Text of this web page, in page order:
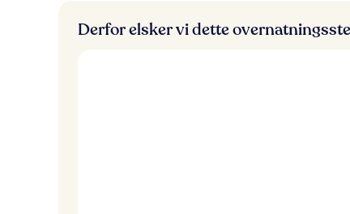
Derfor elsker vi dette